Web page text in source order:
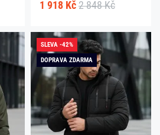
1 918 Kč 2 848 Kč
SLEVA -42%
DOPRAVA ZDARMA